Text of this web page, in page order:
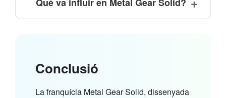
Conclusió
La franquícia Metal Gear Solid, dissenyada